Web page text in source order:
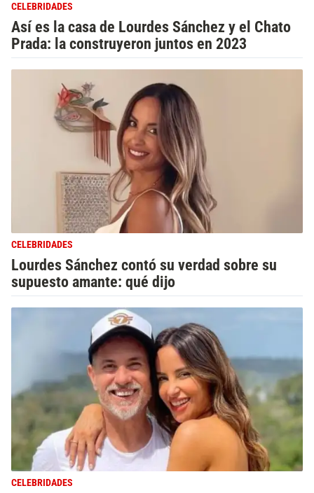
CELEBRIDADES
Así es la casa de Lourdes Sánchez y el Chato
Prada: la construyeron juntos en 2023
CELEBRIDADES
Lourdes Sánchez contó su verdad sobre su
supuesto amante: qué dijo
CELEBRIDADES